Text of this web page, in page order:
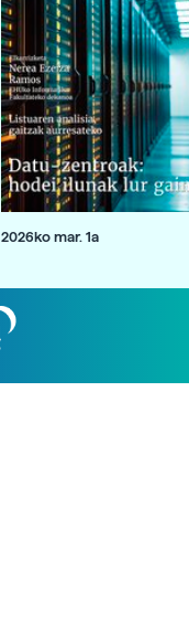
2026ko mar. 1a